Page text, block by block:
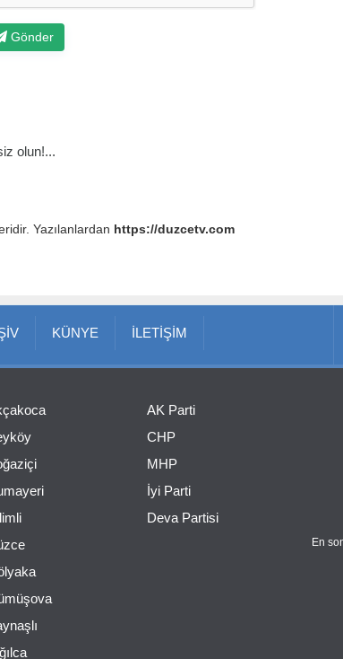
Gönder
olun!...
Yazılanlardan https://duzcetv.com
KÜNYE İLETİŞİM
AK Parti
CHP
MHP
İyi Parti
Deva Partisi
En